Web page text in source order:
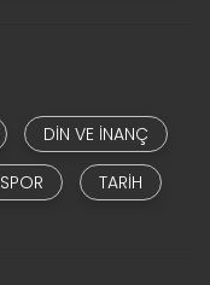
DIN VE INANÇ
SPOR TARIH